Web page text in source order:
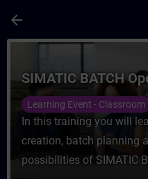
arrow_back
課程 - SIMATIC
SIMATIC BATCH
Learning Event - Classroom
In this training you will
creation, batch planning
possibilities of SIMATIC